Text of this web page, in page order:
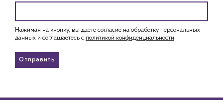
Нажимая на кнопку, вы даете согласие на обработку персональных
данных и соглашаетесь c политикой конфиденциальности
Отправить